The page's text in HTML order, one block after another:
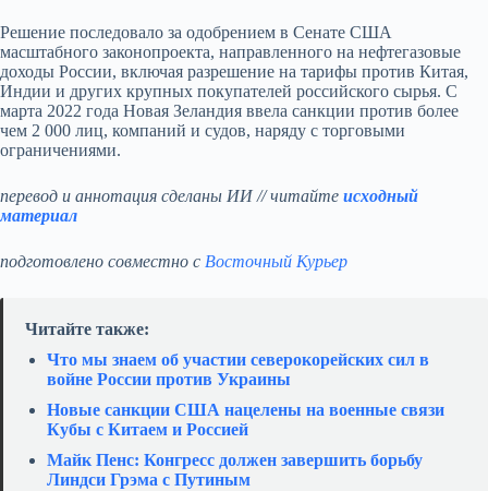
Решение последовало за одобрением в Сенате США
масштабного законопроекта, направленного на нефтегазовые
доходы России, включая разрешение на тарифы против Китая,
Индии и других крупных покупателей российского сырья. С
марта 2022 года Новая Зеландия ввела санкции против более
чем 2 000 лиц, компаний и судов, наряду с торговыми
ограничениями.
перевод и аннотация сделаны ИИ // читайте исходный
материал
подготовлено совместно с Восточный Курьер
Читайте также:
Что мы знаем об участии северокорейских сил в
войне России против Украины
Новые санкции США нацелены на военные связи
Кубы с Китаем и Россией
Майк Пенс: Конгресс должен завершить борьбу
Линдси Грэма с Путиным